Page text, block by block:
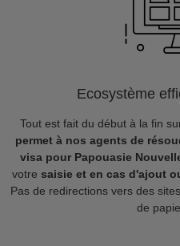
Ecosystème
Tout est fait du début à la fin
permet à nos agents de
visa pour Papouasie
votre saisie et en cas d'ajout
Pas de redirections vers des
de